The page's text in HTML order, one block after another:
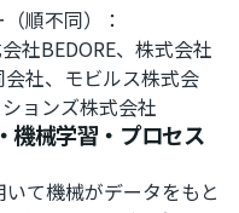
順不同）：
社BEDORE、株式会社
社、モビルス株式会
ョンズ株式会社
械学習・プロセス
て機械がデータをもと